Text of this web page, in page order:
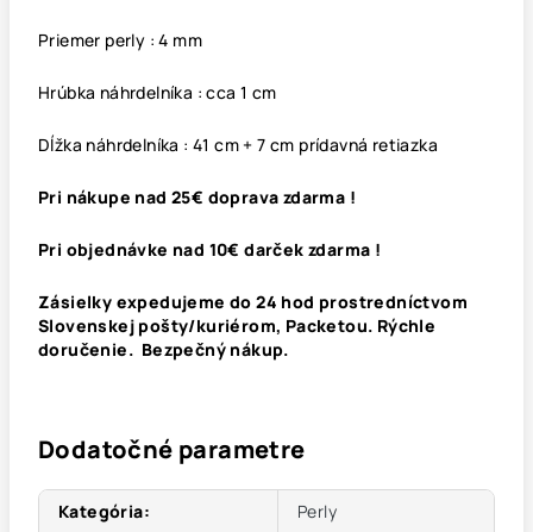
Priemer perly : 4 mm
Hrúbka náhrdelníka : cca 1 cm
Dĺžka náhrdelníka : 41 cm + 7 cm prídavná retiazka
Pri nákupe nad 25€ doprava zdarma !
Pri objednávke nad 10€ darček zdarma !
Zásielky expedujeme do 24 hod prostredníctvom
Slovenskej pošty/kuriérom, Packetou. Rýchle
doručenie. Bezpečný nákup.
Dodatočné parametre
Kategória:
Perly